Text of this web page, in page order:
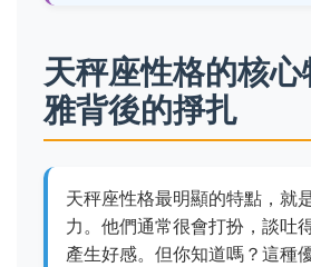
天秤座性格的核
雅背後的掙扎
天秤座性格最明顯的特點，就
力。他們通常很會打扮，談吐
產生好感。但你知道嗎？這種